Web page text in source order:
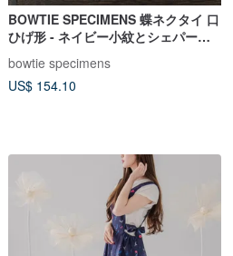
BOWTIE SPECIMENS 蝶ネクタイ 口
ひげ形 - ネイビー小紋とシェパード
チェック
bowtie specimens
US$ 154.10